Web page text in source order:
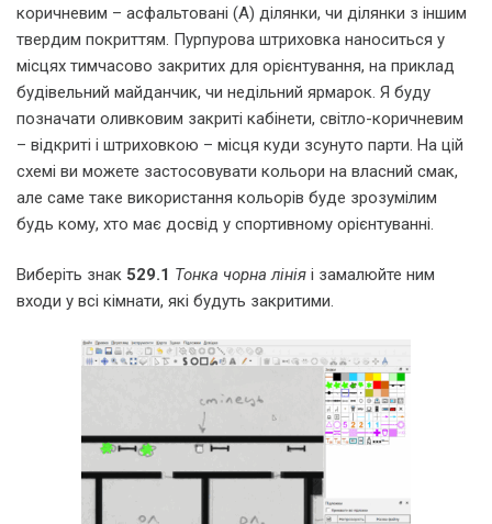
коричневим – асфальтовані (А) ділянки, чи ділянки з іншим
твердим покриттям. Пурпурова штриховка наноситься у
місцях тимчасово закритих для орієнтування, на приклад
будівельний майданчик, чи недільний ярмарок. Я буду
позначати оливковим закриті кабінети, світло-коричневим
– відкриті і штриховкою – місця куди зсунуто парти. На цій
схемі ви можете застосовувати кольори на власний смак,
але саме таке використання кольорів буде зрозумілим
будь кому, хто має досвід у спортивному орієнтуванні.
Виберіть знак 529.1 Тонка чорна лінія і замалюйте ним
входи у всі кімнати, які будуть закритими.